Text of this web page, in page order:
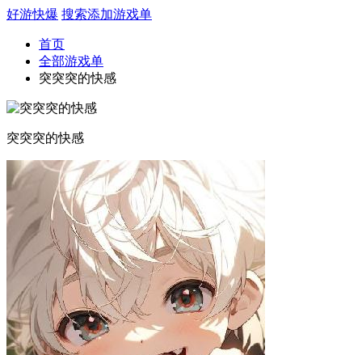
好游快爆 搜索添加游戏单
首页
全部游戏单
突突突的快感
突突突的快感